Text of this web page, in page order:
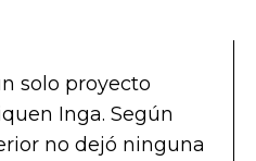
solo proyecto
Inga. Según
no dejó ninguna